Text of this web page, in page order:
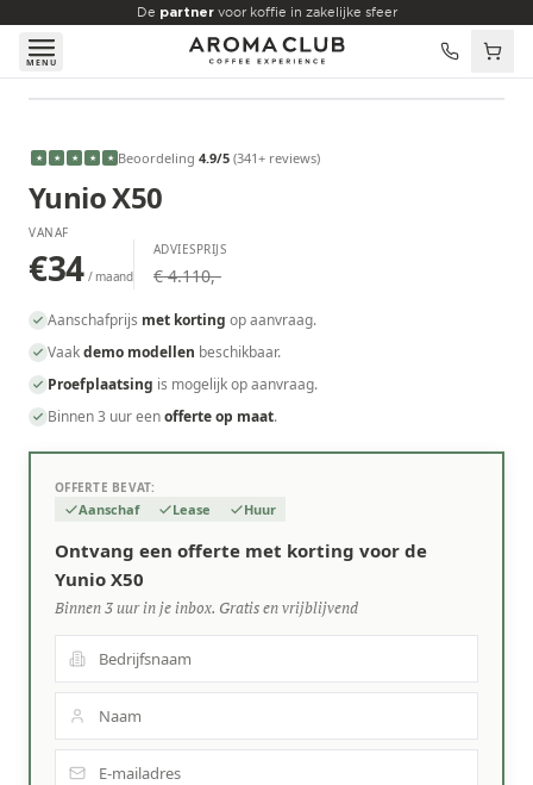
Skip to main content
De partnervoor koffie in zakelijke sfeer
MENU
€34 /maand
★ ★ ★ ★ ★ Beoordeling 4.9/5 (341+ reviews)
Yunio X50
VANAF
€34 / maand
ADVIESPRIJS
€ 4.110,-
Aanschafprijs met korting op aanvraag.
Vaakdemo modellen beschikbaar.
Proefplaatsing is mogelijk op aanvraag.
Binnen 3 uur eenofferte op maat.
OFFERTE BEVAT:
Aanschaf Lease Huur
Ontvang een offerte met korting voor de
Yunio X50
Binnen 3 uur in je inbox. Gratis en vrijblijvend